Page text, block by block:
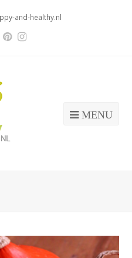
and-healthy.nl
Pinterest
Instagram
MENU